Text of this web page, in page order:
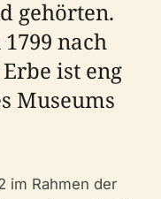
gehörten.
nach
ist eng
Museums
im Rahmen der